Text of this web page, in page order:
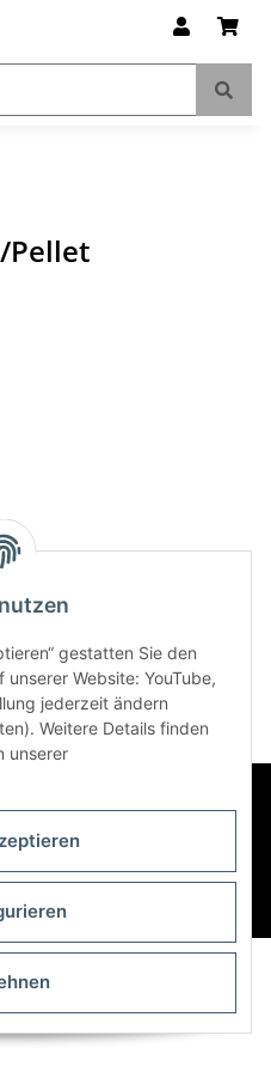
Pellet
Versand
JTL-Shop
gestatten Sie den
Website: YouTube,
jederzeit ändern
Weitere Details finden
unserer